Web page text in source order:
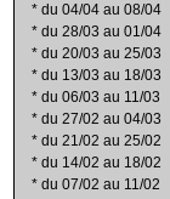
* du 04/04 au 08/04
* du 28/03 au 01/04
* du 20/03 au 25/03
* du 13/03 au 18/03
* du 06/03 au 11/03
* du 27/02 au 04/03
* du 21/02 au 25/02
* du 14/02 au 18/02
* du 07/02 au 11/02